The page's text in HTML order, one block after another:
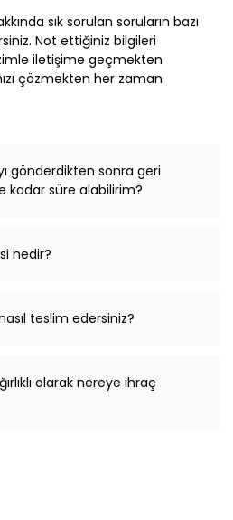
sık sorulan soruların bazı
Not ettiğiniz bilgileri
iletişime geçmekten
çözmekten her zaman
gönderdikten sonra geri
kadar süre alabilirim?
nedir?
teslim edersiniz?
olarak nereye ihraç